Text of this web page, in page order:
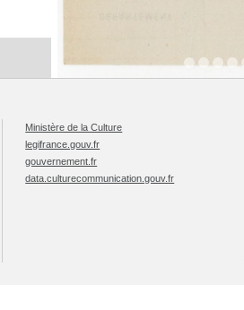
Ministère de la Culture
legifrance.gouv.fr
gouvernement.fr
data.culturecommunication.gouv.fr